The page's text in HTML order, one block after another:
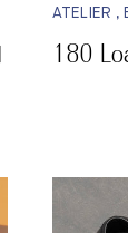
ATELIER ,
180